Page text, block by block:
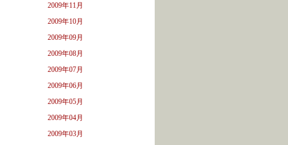
2009年11月
2009年10月
2009年09月
2009年08月
2009年07月
2009年06月
2009年05月
2009年04月
2009年03月